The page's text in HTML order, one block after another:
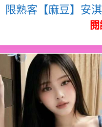
限熟客【麻豆】安淇